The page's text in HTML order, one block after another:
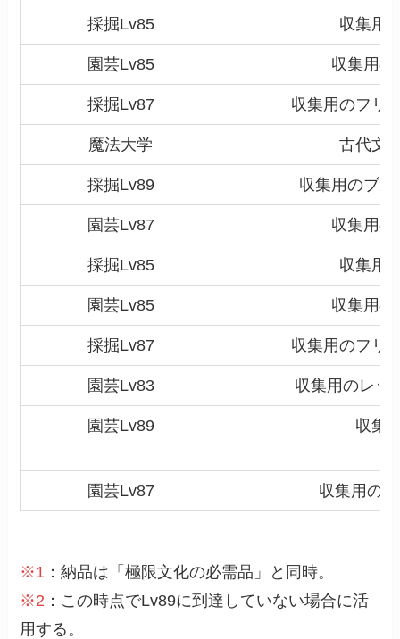
採掘Lv85 収集用
園芸Lv85 収集用
採掘Lv87 収集用のフリ
魔法大学 古代文
採掘Lv89 収集用のブ
園芸Lv87 収集用
採掘Lv85 収集用
園芸Lv85 収集用
採掘Lv87 収集用のフリ
園芸Lv83 収集用のレッ
園芸Lv89 収集
園芸Lv87 収集用の
※1 ：納品は「極限文化の必需品」と同時。
※2 ：この時点でLv89に到達していない場合に活
用する。